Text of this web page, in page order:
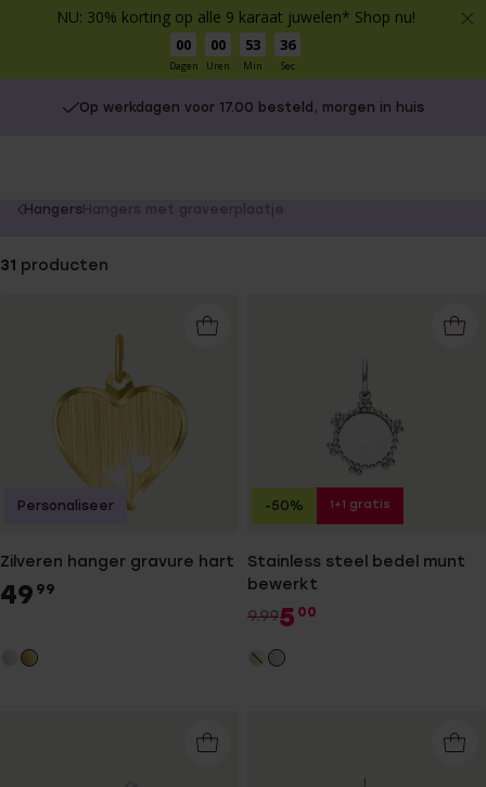
NU: 30% korting op alle 9 karaat juwelen* Shop nu!
00
Dagen
00
Uren
53
Min
35
Sec
Op werkdagen voor 17.00 besteld, morgen in huis
You
here:
HangersHangers met graveerplaatje
31 producten
Zilveren hanger gravure hart
49 99
Personaliseer
Stainless steel bedel munt
bewerkt
9.995 00
-50% 1+1 gratis